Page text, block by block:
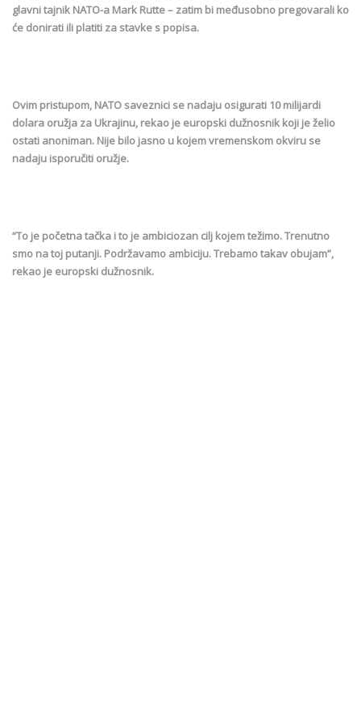
glavni tajnik NATO-a Mark Rutte – zatim bi međusobno pregovarali ko
će donirati ili platiti za stavke s popisa.
Ovim pristupom, NATO saveznici se nadaju osigurati 10 milijardi
dolara oružja za Ukrajinu, rekao je europski dužnosnik koji je želio
ostati anoniman. Nije bilo jasno u kojem vremenskom okviru se
nadaju isporučiti oružje.
“To je početna tačka i to je ambiciozan cilj kojem težimo. Trenutno
smo na toj putanji. Podržavamo ambiciju. Trebamo takav obujam”,
rekao je europski dužnosnik.